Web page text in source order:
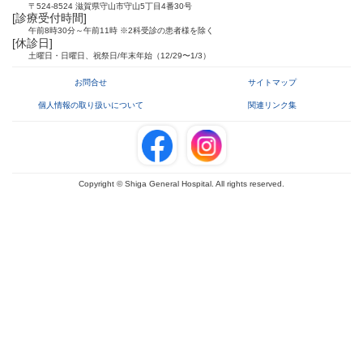
〒524-8524 滋賀県守山市守山5丁目4番30号
[診療受付時間]
午前8時30分～午前11時 ※2科受診の患者様を除く
[休診日]
土曜日・日曜日、祝祭日/年末年始（12/29〜1/3）
お問合せ サイトマップ
個人情報の取り扱いについて 関連リンク集
Copyright © Shiga General Hospital. All rights reserved.